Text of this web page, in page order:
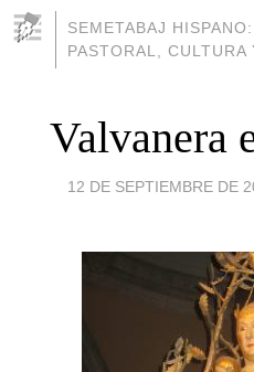
SEMETABAJ
PASTORAL, CULTURA
Valvanera
12 DE SEPTIEMBRE DE